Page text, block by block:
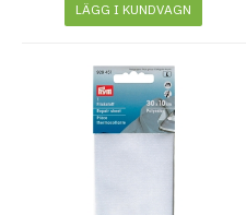
LÄGG I KUNDVAGN